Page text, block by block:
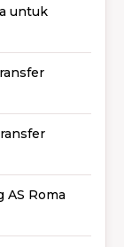
untuk
AS Roma